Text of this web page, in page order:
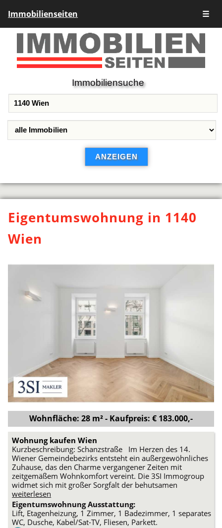
Immobilienseiten ☰
Immobiliensuche
Eigentumswohnung in 1140
Wien
Wohnfläche: 28 m² - Kaufpreis: € 183.000,-
Wohnung kaufen Wien
Kurzbeschreibung: Schanzstraße Im Herzen des 14.
Wiener Gemeindebezirks entsteht ein außergewöhnliches
Zuhause, das den Charme vergangener Zeiten mit
zeitgemäßem Wohnkomfort vereint. Die 3SI Immogroup
widmet sich mit großer Sorgfalt der behutsamen
weiterlesen
Eigentumswohnung Ausstattung:
Lift, Etagenheizung, 1 Zimmer, 1 Badezimmer, 1 separates
WC, Dusche, Kabel/Sat-TV, Fliesen, Parkett.